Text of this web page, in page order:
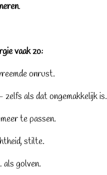
.
vaak zo:
onrust.
als dat ongemakkelijk is.
te passen.
stilte.
golven.